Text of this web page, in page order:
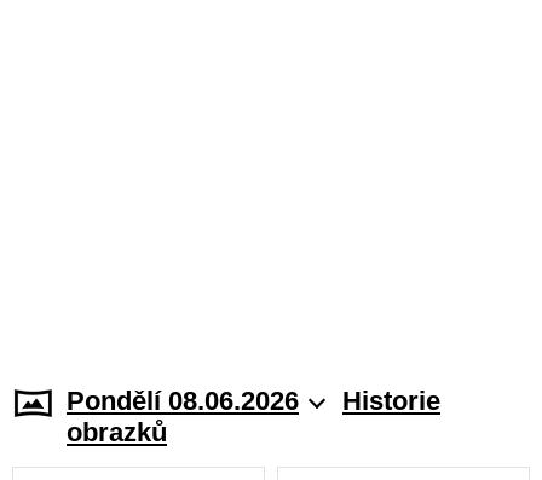
Pondělí 08.06.2026
Historie
obrazků